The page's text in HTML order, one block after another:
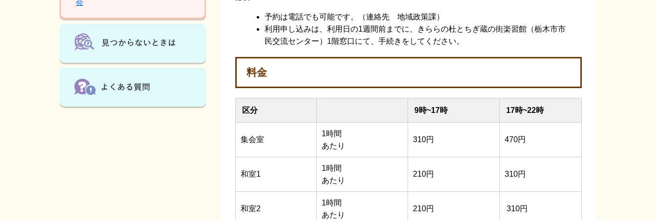
予約は電話でも可能です。（連絡先 地域政策課）
利用申し込みは、利用日の1週間前までに、きららの杜とちぎ蔵の街楽習館（栃木市市
民交流センター）1階窓口にて、手続きをしてください。
料金
区分 9時~17時 17時~22時
集会室
1時間
あたり
310円 470円
和室1
1時間
あたり
210円 310円
和室2
1時間
あたり
210円 310円
会